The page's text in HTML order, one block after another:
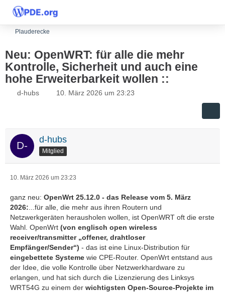
Plauderecke
Neu: OpenWRT: für alle die mehr
Kontrolle, Sicherheit und auch eine
hohe Erweiterbarkeit wollen ::
d-hubs 10. März 2026 um 23:23
d-hubs
Mitglied
10. März 2026 um 23:23
ganz neu: OpenWrt 25.12.0 - das Release vom 5. März
2026: ...für alle, die mehr aus ihren Routern und
Netzwerkgeräten herausholen wollen, ist OpenWRT oft die erste
Wahl. OpenWrt (von englisch open wireless
receiver/transmitter „offener, drahtloser
Empfänger/Sender“) - das ist eine Linux-Distribution für
eingebettete Systeme wie CPE-Router. OpenWrt entstand aus
der Idee, die volle Kontrolle über Netzwerkhardware zu
erlangen, und hat sich durch die Lizenzierung des Linksys
WRT54G zu einem der wichtigsten Open-Source-Projekte im